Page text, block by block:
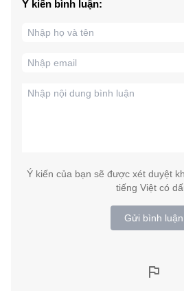
Ý kiến bình luận:
Ý kiến của bạn sẽ được xét duyệt
tiếng Việt có
Gửi bình luận